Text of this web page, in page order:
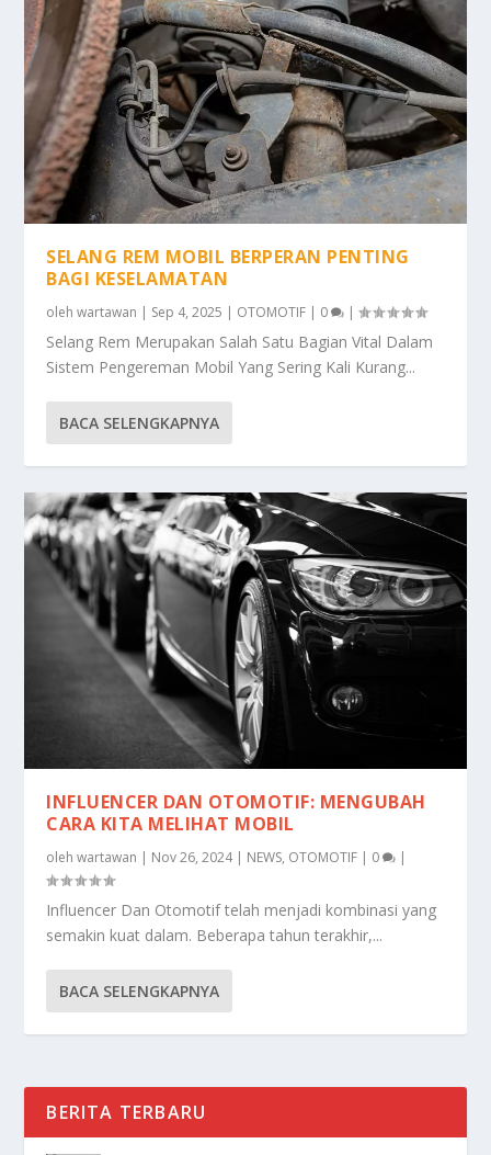
SELANG REM MOBIL BERPERAN PENTING
BAGI KESELAMATAN
olehwartawan | Sep 4, 2025 | OTOMOTIF | 0 |
Selang Rem Merupakan Salah Satu Bagian Vital Dalam
Sistem Pengereman Mobil Yang Sering Kali Kurang...
BACA SELENGKAPNYA
INFLUENCER DAN OTOMOTIF: MENGUBAH
CARA KITA MELIHAT MOBIL
olehwartawan | Nov 26, 2024| NEWS, OTOMOTIF | 0 |
Influencer Dan Otomotif telah menjadi kombinasi yang
semakin kuat dalam. Beberapa tahun terakhir,...
BACA SELENGKAPNYA
BERITA TERBARU